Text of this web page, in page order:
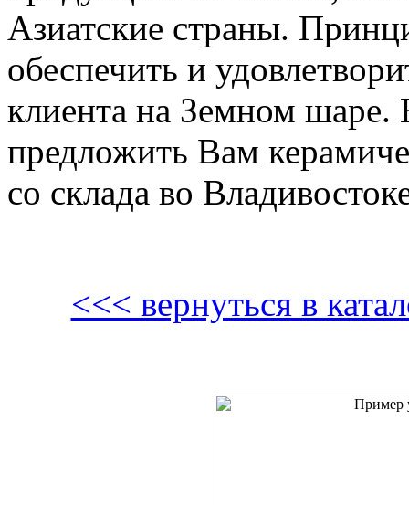
Азиатские страны.
обеспечить и
клиента на Земном шаре.
предложить Вам
со склада во
<<< вернуться в